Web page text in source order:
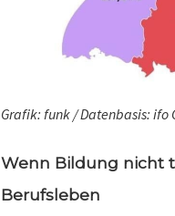
Grafik: funk / Datenbasis: ifo
Wenn Bildung nicht
Berufsleben